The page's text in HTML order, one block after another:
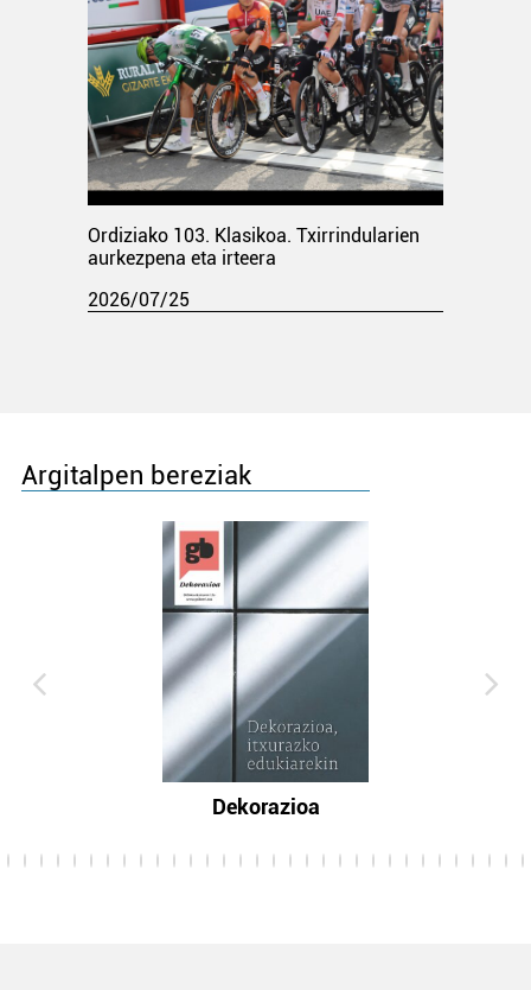
Ordiziako 103. Klasikoa. Txirrindularien
aurkezpena eta irteera
2026/07/25
Argitalpen bereziak
Dekorazioa